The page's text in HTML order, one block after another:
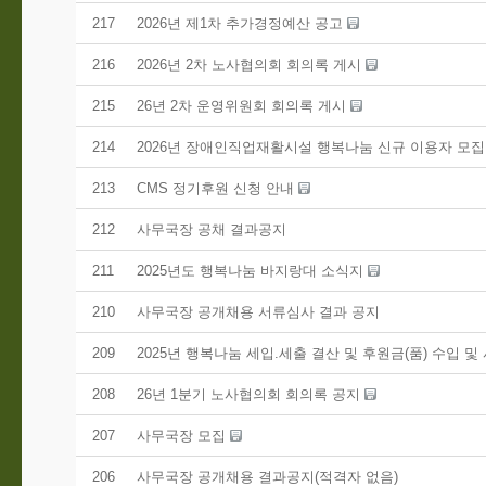
217 2026년 제1차 추가경정예산 공고
216 2026년 2차 노사협의회 회의록 게시
215 26년 2차 운영위원회 회의록 게시
214 2026년 장애인직업재활시설 행복나눔 신규 이용자 모집
213 CMS 정기후원 신청 안내
212 사무국장 공채 결과공지
211 2025년도 행복나눔 바지랑대 소식지
210 사무국장 공개채용 서류심사 결과 공지
209 2025년 행복나눔 세입.세출 결산 및 후원금(품) 수입 및
208 26년 1분기 노사협의회 회의록 공지
207 사무국장 모집
206 사무국장 공개채용 결과공지(적격자 없음)